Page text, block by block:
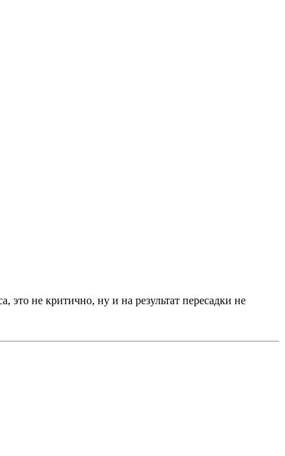
не критично, ну и на результат пересадки не